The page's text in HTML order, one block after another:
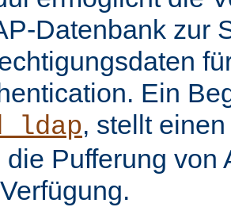
Datenbank zur
Ein
, stellt
die Pufferung von